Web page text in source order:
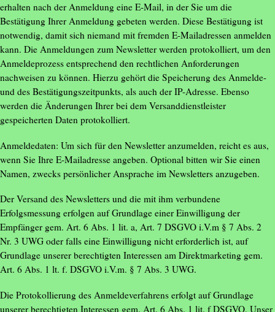
erhalten nach der Anmeldung eine E-Mail, in der Sie um die
Bestätigung Ihrer Anmeldung gebeten werden. Diese Bestätigung ist
notwendig, damit sich niemand mit fremden E-Mailadressen anmelden
kann. Die Anmeldungen zum Newsletter werden protokolliert, um den
Anmeldeprozess entsprechend den rechtlichen Anforderungen
nachweisen zu können. Hierzu gehört die Speicherung des Anmelde-
und des Bestätigungszeitpunkts, als auch der IP-Adresse. Ebenso
werden die Änderungen Ihrer bei dem Versanddienstleister
gespeicherten Daten protokolliert.
Anmeldedaten: Um sich für den Newsletter anzumelden, reicht es aus,
wenn Sie Ihre E-Mailadresse angeben. Optional bitten wir Sie einen
Namen, zwecks persönlicher Ansprache im Newsletters anzugeben.
Der Versand des Newsletters und die mit ihm verbundene
Erfolgsmessung erfolgen auf Grundlage einer Einwilligung der
Empfänger gem. Art. 6 Abs. 1 lit. a, Art. 7 DSGVO i.V.m § 7 Abs. 2
Nr. 3 UWG oder falls eine Einwilligung nicht erforderlich ist, auf
Grundlage unserer berechtigten Interessen am Direktmarketing gem.
Art. 6 Abs. 1 lt. f. DSGVO i.V.m. § 7 Abs. 3 UWG.
Die Protokollierung des Anmeldeverfahrens erfolgt auf Grundlage
unserer berechtigten Interessen gem. Art. 6 Abs. 1 lit. f DSGVO. Unser